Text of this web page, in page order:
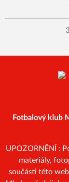
Fotbalový klub
UPOZORNĚNÍ :
materiály,
součásti této